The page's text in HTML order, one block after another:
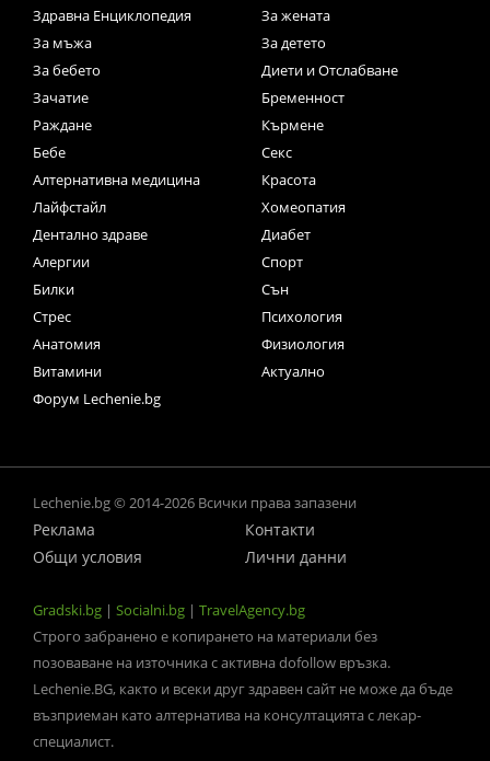
Здравна Енциклопедия
За жената
За мъжа
За детето
За бебето
Диети и Отслабване
Зачатие
Бременност
Раждане
Кърмене
Бебе
Секс
Алтернативна медицина
Красота
Лайфстайл
Хомеопатия
Дентално здраве
Диабет
Алергии
Спорт
Билки
Сън
Стрес
Психология
Анатомия
Физиология
Витамини
Актуално
Форум Lechenie.bg
Lechenie.bg © 2014-2026 Всички права запазени
Реклама
Контакти
Общи условия
Лични данни
Gradski.bg | Socialni.bg | TravelAgency.bg
Строго забранено е копирането на материали без
позоваване на източника с активна dofollow връзка.
Lechenie.BG, както и всеки друг здравен сайт не може да бъде
възприеман като алтернатива на консултацията с лекар-
специалист.